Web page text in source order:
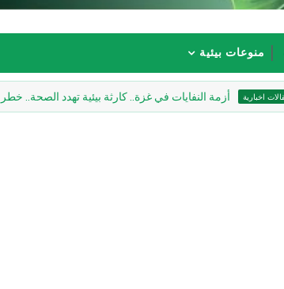
منوعات بيئية
أزمة النفايات في غزة.. كارثة بيئية تهدد الصحة.. خطر صامت